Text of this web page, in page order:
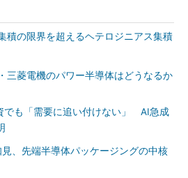
積の限界を超えるヘテロジニアス集積
三菱電機のパワー半導体はどうなるか
でも「需要に追い付けない」 AI急成
、先端半導体パッケージングの中核